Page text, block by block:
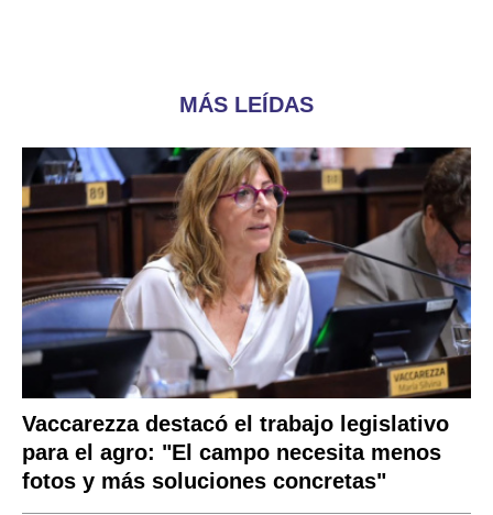
MÁS LEÍDAS
Vaccarezza destacó el trabajo legislativo
para el agro: "El campo necesita menos
fotos y más soluciones concretas"